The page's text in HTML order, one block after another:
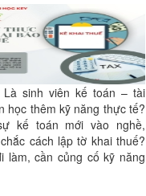
Là sinh viên kế toán – tài
học thêm kỹ năng thực tế?
kế toán mới vào nghề,
cách lập tờ khai thuế?
làm, cần củng cố kỹ năng